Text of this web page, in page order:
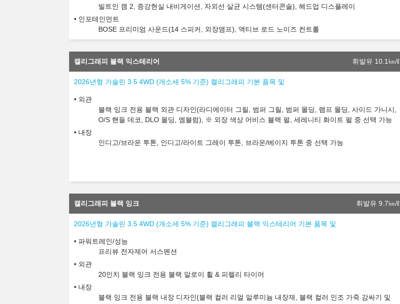
빌트인 캠 2, 증강현실 내비게이션, 자외선 살균 시스템(센터콘솔), 헤드업 디스플레이
인포테인먼트
BOSE 프리미엄 사운드(14 스피커, 외장앰프), 액티브 로드 노이즈 컨트롤
캘리그래피 블랙 익스테리어 휘발유 10.1 ㎞/ℓ
2026년형 가솔린 3.5 4WD (개소세 5% 기준) 캘리그래피 기본 품목 및
외관
블랙 잉크 전용 블랙 외관 디자인(라디에이터 그릴, 범퍼 그릴, 범퍼 몰딩, 램프 몰딩, 사이드 가니시,
O/S 핸들 데코, DLO 몰딩, 엠블럼), ※ 외장 색상 어비스 블랙 펄, 세레니티 화이트 펄 중 선택 가능
내장
인디고/브라운 투톤, 인디고/라이트 그레이 투톤, 브라운/베이지 투톤 중 선택 가능
캘리그래피 블랙 잉크 휘발유 9.7㎞/ℓ
2026년형 가솔린 3.5 4WD (개소세 5% 기준) 캘리그래피 블랙 익스테리어 기본 품목 및
파워트레인/성능
프리뷰 전자제어 서스펜션
외관
20인치 블랙 잉크 전용 블랙 알로이 휠 & 피렐리 타이어
내장
블랙 잉크 전용 블랙 내장 디자인(블랙 컬러 리얼 알루미늄 내장재, 블랙 컬러 인조 가죽 감싸기 및